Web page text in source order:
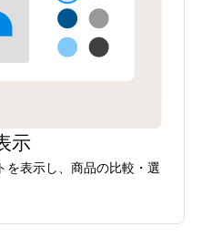
示
を表示し、商品の比較・選